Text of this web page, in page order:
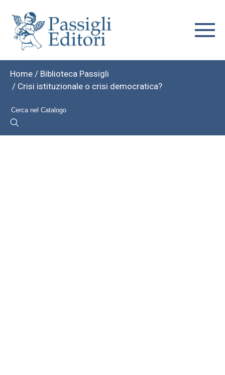
Home / Biblioteca Passigli
/ Crisi istituzionale o crisi democratica?